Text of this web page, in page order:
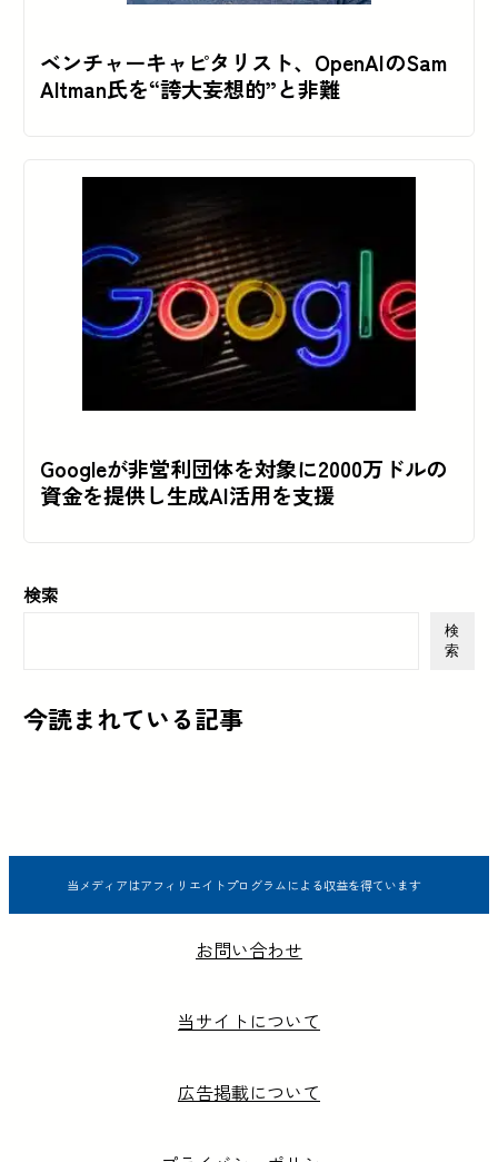
ベンチャーキャピタリスト、OpenAIのSam
Altman氏を“誇大妄想的”と非難
Googleが非営利団体を対象に2000万ドルの
資金を提供し生成AI活用を支援
検索
検
索
今読まれている記事
当メディアはアフィリエイトプログラムによる収益を得ています
お問い合わせ
当サイトについて
広告掲載について